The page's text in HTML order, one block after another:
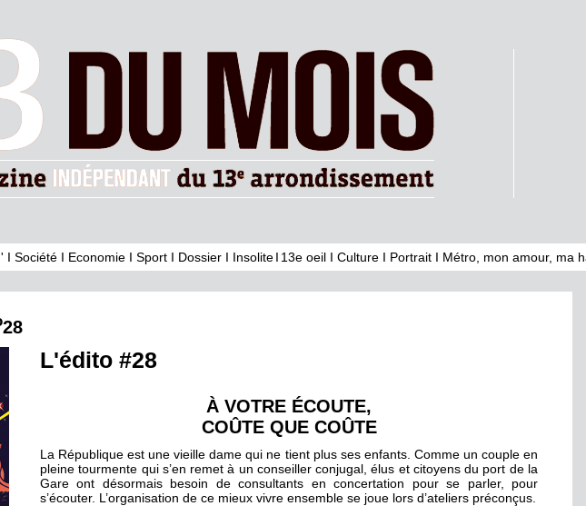
I Société I Economie I Sport I Dossier I InsoliteI 13e oeil I Culture I Portrait I Métro, mon amour, ma
28
L'édito #28
À VOTRE ÉCOUTE,
COÛTE QUE COÛTE
La République est une vieille dame qui ne tient plus ses enfants. Comme un couple en
pleine tourmente qui s’en remet à un conseiller conjugal, élus et citoyens du port de la
Gare ont désormais besoin de consultants en concertation pour se parler, pour
s’écouter. L’organisation de ce mieux vivre ensemble se joue lors d’ateliers préconçus.